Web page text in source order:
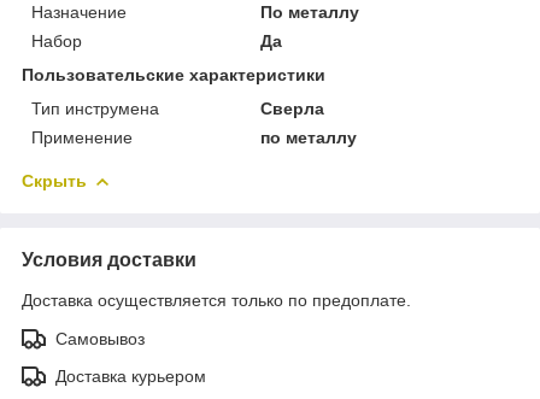
Назначение
По металлу
Набор
Да
Пользовательские характеристики
Тип инструмена
Сверла
Применение
по металлу
Скрыть
Условия доставки
Доставка осуществляется только по предоплате.
Самовывоз
Доставка курьером